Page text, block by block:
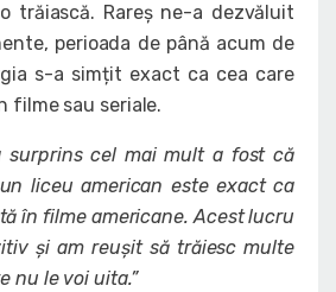
trăiască. Rareș ne-a dezvăluit
perioada de până acum de
s-a simțit exact ca cea care
filme sau seriale.
surprins cel mai mult a fost că
liceu american este exact ca
în filme americane. Acest lucru
și am reușit să trăiesc multe
nu le voi uita.”